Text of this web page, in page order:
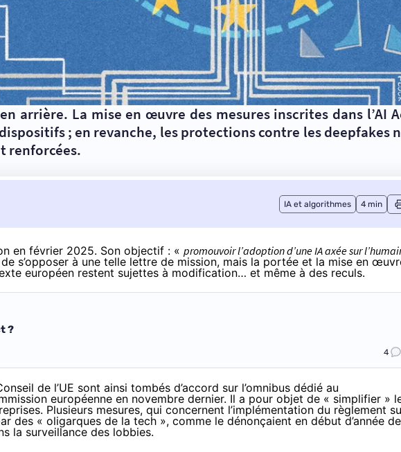
arrière. La mise en œuvre des mesures inscrites dans l’AI
; en revanche, les protections contre les deepfakes
renforcées.
IA et algorithmes 4 min
en février 2025. Son objectif : « promouvoir l’adoption d’une IA axée sur
s’opposer à une telle lettre de mission, mais la portée et la mise en
européen restent sujettes à modification… et même à des reculs.
?
4
de l’UE sont ainsi tombés d’accord sur l’omnibus dédié au
européenne en novembre dernier. Il a pour objet de « simplifier »
Plusieurs mesures, qui concernent l’implémentation du règlement
des « oligarques de la tech », comme le dénonçaient en début d’année
la surveillance des lobbies.